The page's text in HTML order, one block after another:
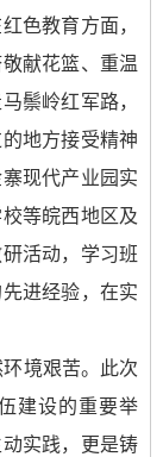
色教育方面，
献花篮、重温
鬃岭红军路，
地方接受精神
现代产业园实
等皖西地区及
活动，学习班
进经验，在实
境艰苦。此次
建设的重要举
实践，更是铸